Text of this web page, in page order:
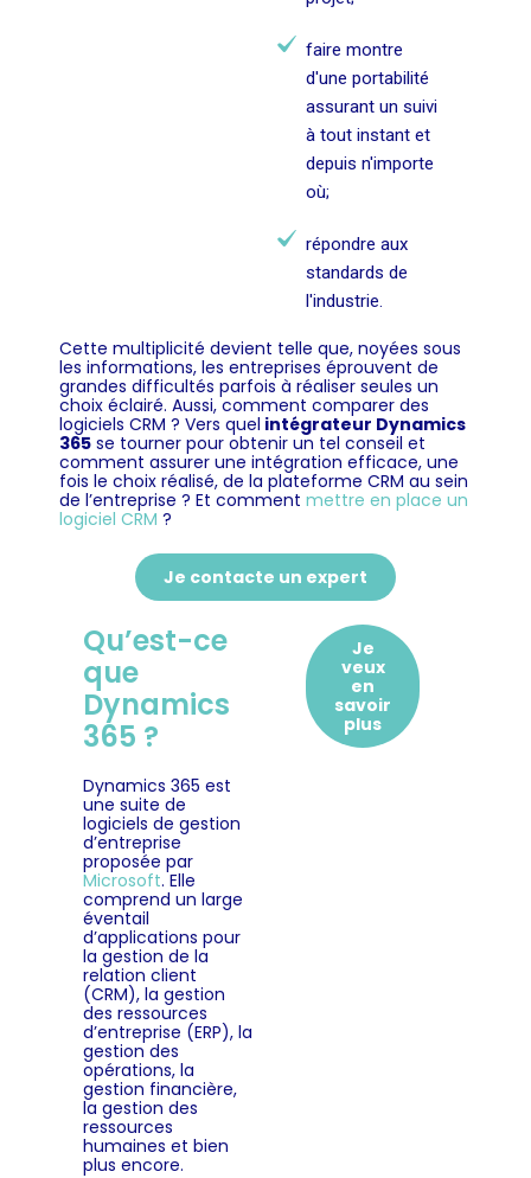
faire montre
d'une portabilité
assurant un suivi
à tout instant et
depuis n'importe
où;
répondre aux
standards de
l'industrie.
Cette multiplicité devient telle que, noyées sous
les informations, les entreprises éprouvent de
grandes difficultés parfois à réaliser seules un
choix éclairé. Aussi, comment comparer des
logiciels CRM ? Vers quel intégrateur Dynamics
365 se tourner pour obtenir un tel conseil et
comment assurer une intégration efficace, une
fois le choix réalisé, de la plateforme CRM au sein
de l’entreprise ? Et comment mettre en place un
logiciel CRM ?
Je contacte un expert
Qu’est-ce
que
Dynamics
365 ?
Dynamics 365 est
une suite de
logiciels de gestion
d’entreprise
proposée par
Microsoft. Elle
comprend un large
éventail
d’applications pour
la gestion de la
relation client
(CRM), la gestion
des ressources
d’entreprise (ERP), la
gestion des
opérations, la
gestion financière,
la gestion des
ressources
humaines et bien
plus encore.
Je
veux
en
savoir
plus